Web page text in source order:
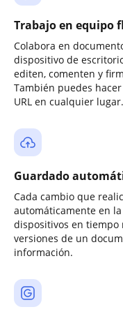
Trabajo en equipo
Colabora en
dispositivo de
editen, comenten y
También puedes
URL en cualquier lugar.
Guardado
Cada cambio que
automáticamente en
dispositivos en tiempo
versiones de un
información.